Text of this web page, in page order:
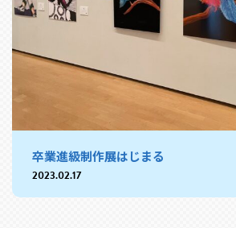
卒業進級制作展はじまる
2023.02.17